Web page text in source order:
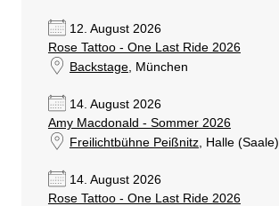
12. August 2026
Rose Tattoo - One Last Ride 2026
Backstage, München
14. August 2026
Amy Macdonald - Sommer 2026
Freilichtbühne Peißnitz, Halle (Saale)
14. August 2026
Rose Tattoo - One Last Ride 2026